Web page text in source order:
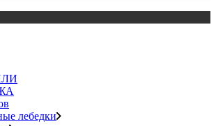
лебедки